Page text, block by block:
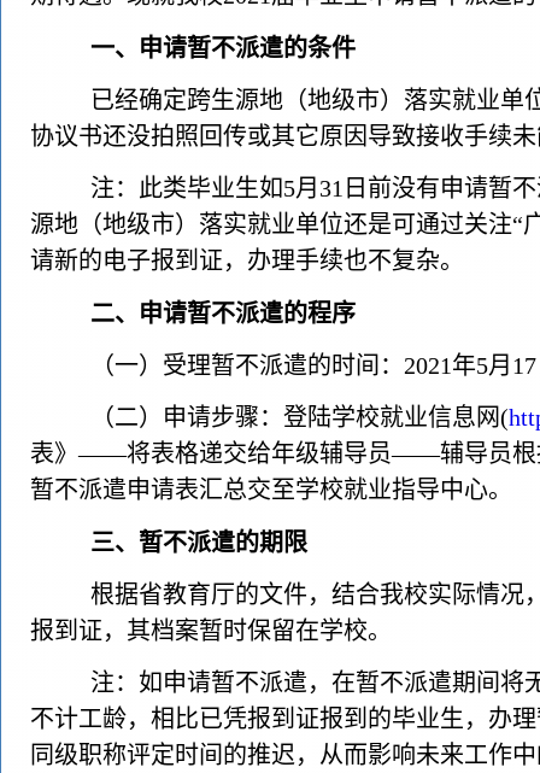
一、申请暂不派遣的条件
已经确定跨生源地（地级市）落实就业
协议书还没拍照回传或其它原因导致接收手续
注：此类毕业生如5月 31 日前没有申请暂
源地（地级市）落实就业单位还是可通过关注
请新的电子报到证，办理手续也不复杂。
二、申请暂不派遣的程序
（一）受理暂不派遣的时间： 2021年5月 17
（二）申请步骤：登陆学校就业信息网(
表》——将表格递交给年级辅导员——辅导员根
暂不派遣申请表汇总交至学校就业指导中心。
三、暂不派遣的期限
根据省教育厅的文件，结合我校实际情况
报到证，其档案暂时保留在学校。
注：如申请暂不派遣，在暂不派遣期间将
不计工龄，相比已凭报到证报到的毕业生，办
同级职称评定时间的推迟，从而影响未来工作